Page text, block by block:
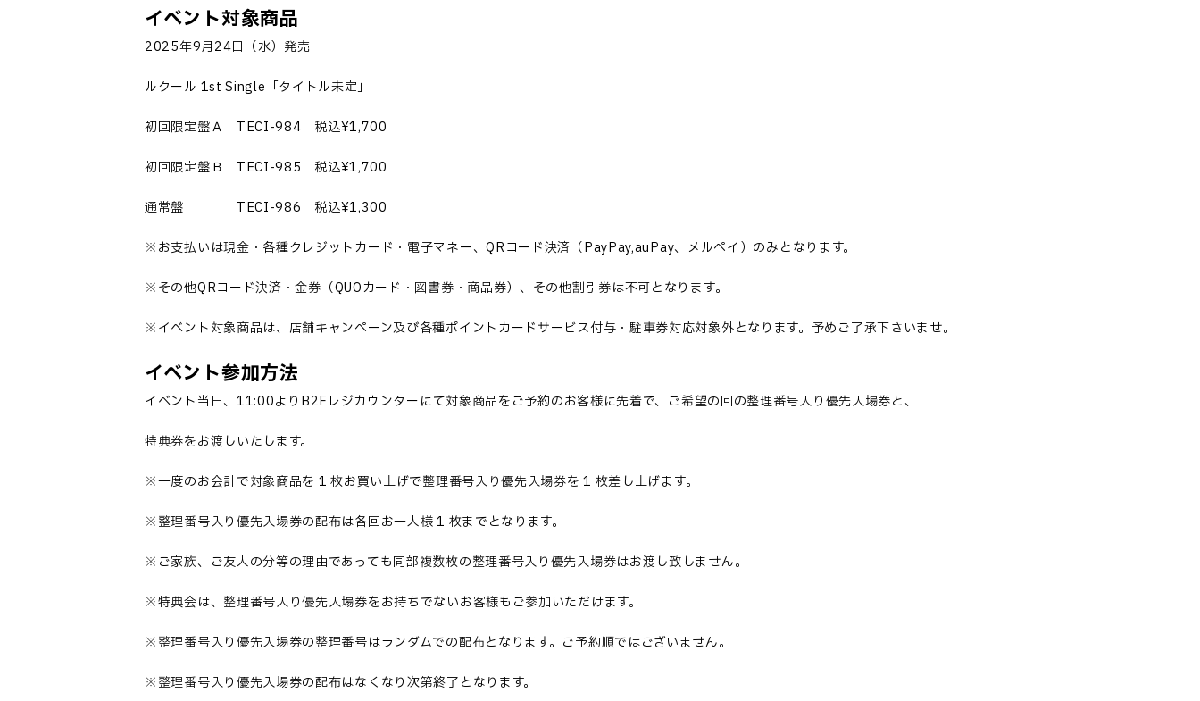
イベント対象商品
2025年9月24日（水）発売
ルクール 1st Single 「タイトル未定」
初回限定盤Ａ TECI-984 税込¥1,700
初回限定盤Ｂ TECI-985 税込¥1,700
通常盤 TECI-986 税込¥1,300
※お支払いは現金・各種クレジットカード・電子マネー、QRコード決済（PayPay,auPay、メルペイ）のみとなります。
※その他QRコード決済・金券（QUOカード・図書券・商品券）、その他割引券は不可となります。
※イベント対象商品は、店舗キャンペーン及び各種ポイントカードサービス付与・駐車券対応対象外となります。予めご了承下さいませ。
イベント参加方法
イベント当日、 11:00より B2F レジカウンターにて対象商品をご予約のお客様に先着で、ご希望の回の整理番号入り優先入場券と、
特典券をお渡しいたします。
※一度のお会計で対象商品を 1枚お買い上げで整理番号入り優先入場券を 1 枚差し上げます。
※整理番号入り優先入場券の配布は各回お一人様1 枚までとなります。
※ご家族、ご友人の分等の理由であっても同部複数枚の整理番号入り優先入場券はお渡し致しません。
※特典会は、整理番号入り優先入場券をお持ちでないお客様もご参加いただけます。
※整理番号入り優先入場券の整理番号はランダムでの配布となります。ご予約順ではございません。
※整理番号入り優先入場券の配布はなくなり次第終了となります。